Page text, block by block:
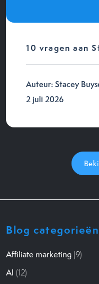
10 vragen aan
Auteur: Stacey
2 juli 2026
Blog categorieën
Affiliate marketing (9)
AI (12)